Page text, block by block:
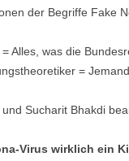
der Begriffe Fake
= Alles, was die
=
Sucharit Bhakdi
Virus wirklich ein